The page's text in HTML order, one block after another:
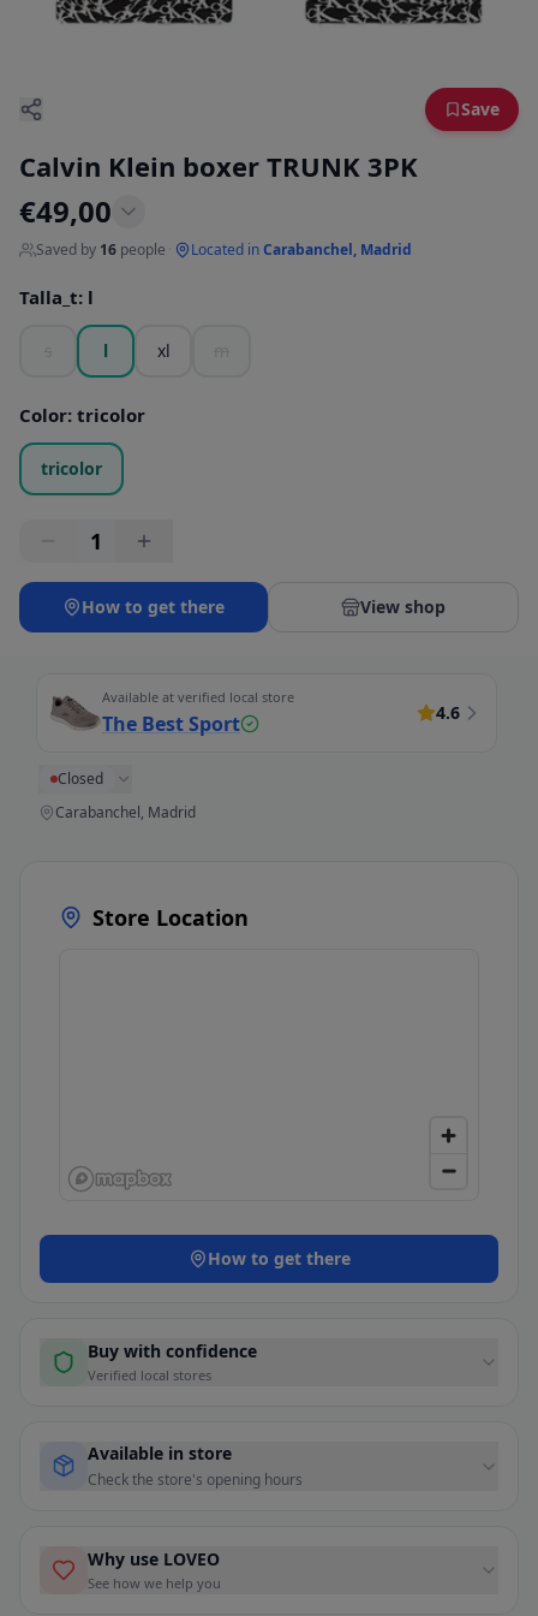
Save
Calvin Klein boxer TRUNK 3PK
€49,00
Saved by 16 people Located inCarabanchel, Madrid
Talla_t: l
l xl
Color: tricolor
tricolor
1
How to get there View shop
Available at verified local store
The Best Sport 4.6
Closed
Carabanchel, Madrid
Store Location
How to get there
Buy with confidence
Verified local stores
Available in store
Check the store's opening hours
Why use LOVEO
See how we help you